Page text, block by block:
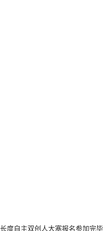
长度自主双创人大塞报名参加完毕